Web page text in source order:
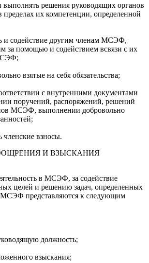
выполнять решения руководящих органов
их компетенции, определенной
и содействие другим членам МСЭФ,
за помощью и содействием всвязи с их
взятые на себя обязательства;
с внутренними документами
поручений, распоряжений, решений
МСЭФ, выполнении добровольно
членские взносы.
И ВЗЫСКАНИЯ
в МСЭФ, за содействие
целей и решению задач, определенных
представляются к следующим
должность;
взыскания;